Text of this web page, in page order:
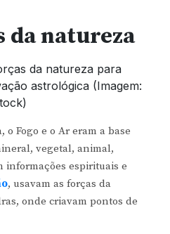
da natureza
da natureza para
astrológica (Imagem:
o Fogo e o Ar eram a base
vegetal, animal,
informações espirituais e
, usavam as forças da
onde criavam pontos de